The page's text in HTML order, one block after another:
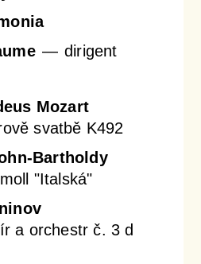
dirigent
Mozart
svatbě K492
Bartholdy
"Italská"
a orchestr č. 3 d